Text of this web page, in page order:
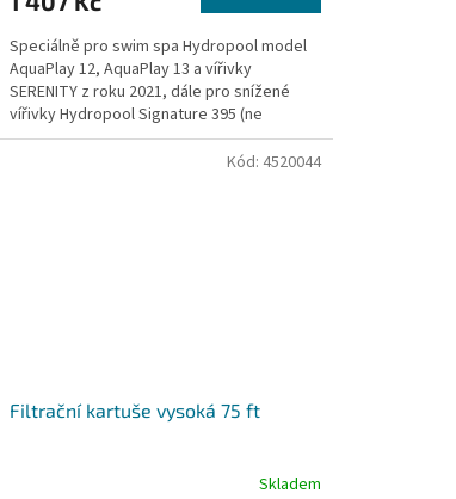
Speciálně pro swim spa Hydropool model
AquaPlay 12, AquaPlay 13 a vířivky
SERENITY z roku 2021, dále pro snížené
vířivky Hydropool Signature 395 (ne
šroubovací).
Filtrační kartuše vysoká 75 ft
Skladem
Kód: 4520044